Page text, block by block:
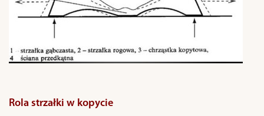
Rola strzałki w kopycie